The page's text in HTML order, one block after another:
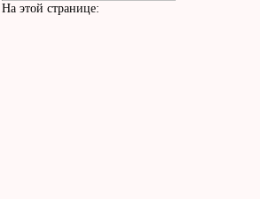
На этой странице: